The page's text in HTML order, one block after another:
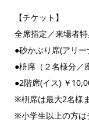
【チケット】
全席指定／来場者
●砂かぶり席(アリ
●枡席（２名様分／
●2階席(イス) ￥
※枡席は最大2名様
※小学生以上の方は